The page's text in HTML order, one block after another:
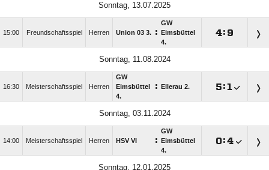
Sonntag, 13.07.2025
15:00 Freundschaftsspiel Herren Union 03 3. :
GW
Eimsbüttel
4.
: 
Sonntag, 11.08.2024
16:30 Meisterschaftsspiel Herren
GW
Eimsbüttel
4.
: Ellerau 2. :
Sonntag, 03.11.2024
14:00 Meisterschaftsspiel Herren HSV VI :
GW
Eimsbüttel
4.
:
Sonntag, 12.01.2025